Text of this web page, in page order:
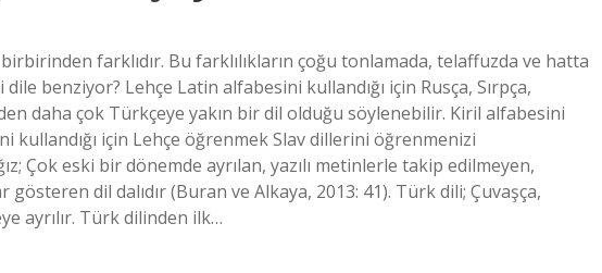
farklıdır. Bu farklılıkların çoğu tonlamada, telaffuzda ve hatta
benziyor? Lehçe Latin alfabesini kullandığı için Rusça, Sırpça,
daha çok Türkçeye yakın bir dil olduğu söylenebilir. Kiril alfabesini
için Lehçe öğrenmek Slav dillerini öğrenmenizi
Çok eski bir dönemde ayrılan, yazılı metinlerle takip edilmeyen,
dil dalıdır (Buran ve Alkaya, 2013: 41). Türk dili; Çuvaşça,
ayrılır. Türk dilinden ilk…